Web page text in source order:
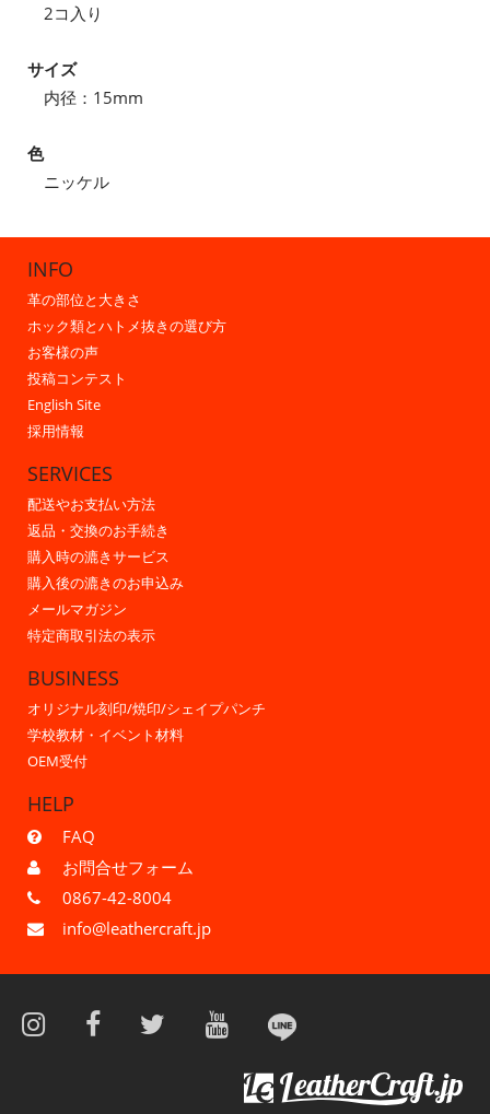
2コ入り
サイズ
内径：15mm
色
ニッケル
INFO
革の部位と大きさ
ホック類とハトメ抜きの選び方
お客様の声
投稿コンテスト
English Site
採用情報
SERVICES
配送やお支払い方法
返品・交換のお手続き
購入時の漉きサービス
購入後の漉きのお申込み
メールマガジン
特定商取引法の表示
BUSINESS
オリジナル刻印/焼印/シェイプパンチ
学校教材・イベント材料
OEM受付
HELP
FAQ
お問合せフォーム
0867-42-8004
info@leathercraft.jp